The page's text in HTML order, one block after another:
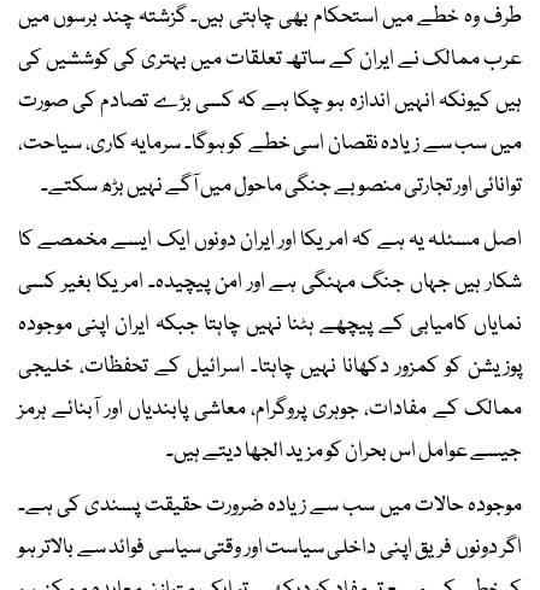
طرف وہ خطے میں استحکام بھی چاہتی ہیں۔ گزشتہ چند برسوں میں
عرب ممالک نے ایران کے ساتھ تعلقات میں بہتری کی کوششیں کی
ہیں کیونکہ انہیں اندازہ ہو چکا ہے کہ کسی بڑے تصادم کی صورت
میں سب سے زیادہ نقصان اسی خطے کو ہوگا۔ سرمایہ کاری، سیاحت،
توانائی اور تجارتی منصوبے جنگی ماحول میں آگے نہیں بڑھ سکتے۔
اصل مسئلہ یہ ہے کہ امریکا اور ایران دونوں ایک ایسے مخمصے کا
شکار ہیں جہاں جنگ مہنگی ہے اور امن پیچیدہ۔ امریکا بغیر کسی
نمایاں کامیابی کے پیچھے ہٹنا نہیں چاہتا جبکہ ایران اپنی موجودہ
پوزیشن کو کمزور دکھانا نہیں چاہتا۔ اسرائیل کے تحفظات، خلیجی
ممالک کے مفادات، جوہری پروگرام، معاشی پابندیاں اور آبنائے ہرمز
جیسے عوامل اس بحران کو مزید الجھا دیتے ہیں۔
موجودہ حالات میں سب سے زیادہ ضرورت حقیقت پسندی کی ہے۔
اگر دونوں فریق اپنی داخلی سیاست اور وقتی سیاسی فوائد سے بالاتر ہو